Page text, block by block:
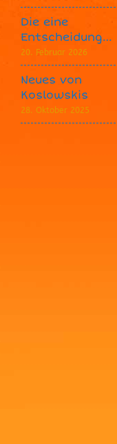
Die eine
Entscheidung…
20. Februar 2026
Neues von
Koslowskis
28. Oktober 2025